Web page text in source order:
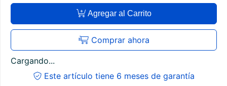
Agregar al Carrito
Comprar ahora
Cargando...
Este artículo tiene 6 meses de garantía